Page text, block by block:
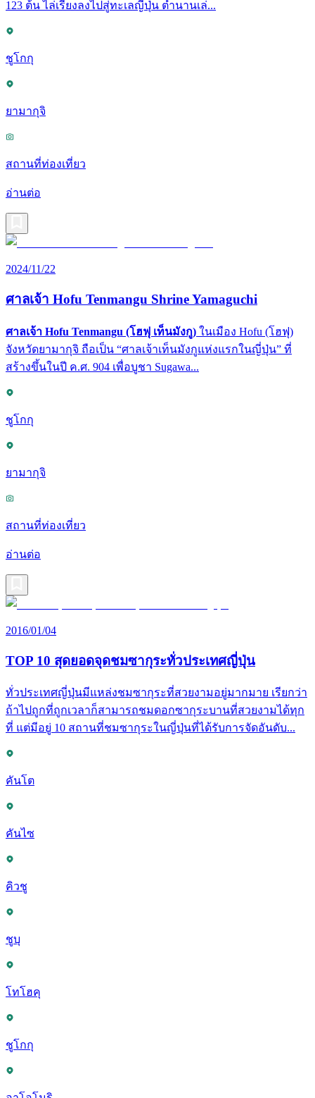
123 ต้น ไล่เรียงลงไปสู่ทะเลญี่ปุ่น ตำนานเล่...
ชูโกกุ
ยามากุจิ
สถานที่ท่องเที่ยว
อ่านต่อ
2024/11/22
ศาลเจ้า Hofu Tenmangu Shrine Yamaguchi
ศาลเจ้า Hofu Tenmangu (โฮฟุ เท็นมังกู) ในเมือง Hofu (โฮฟุ)
จังหวัดยามากุจิ ถือเป็น “ศาลเจ้าเท็นมังกูแห่งแรกในญี่ปุ่น” ที่
สร้างขึ้นในปี ค.ศ. 904 เพื่อบูชา Sugawa...
ชูโกกุ
ยามากุจิ
สถานที่ท่องเที่ยว
อ่านต่อ
2016/01/04
TOP 10 สุดยอดจุดชมซากุระทั่วประเทศญี่ปุ่น
ทั่วประเทศญี่ปุ่นมีแหล่งชมซากุระที่สวยงามอยู่มากมาย เรียกว่า
ถ้าไปถูกที่ถูกเวลาก็สามารถชมดอกซากุระบานที่สวยงามได้ทุก
ที่ แต่มีอยู่ 10 สถานที่ชมซากุระในญี่ปุ่นที่ได้รับการจัดอันดับ...
คันโต
คันไซ
คิวชู
ชูบุ
โทโฮคุ
ชูโกกุ